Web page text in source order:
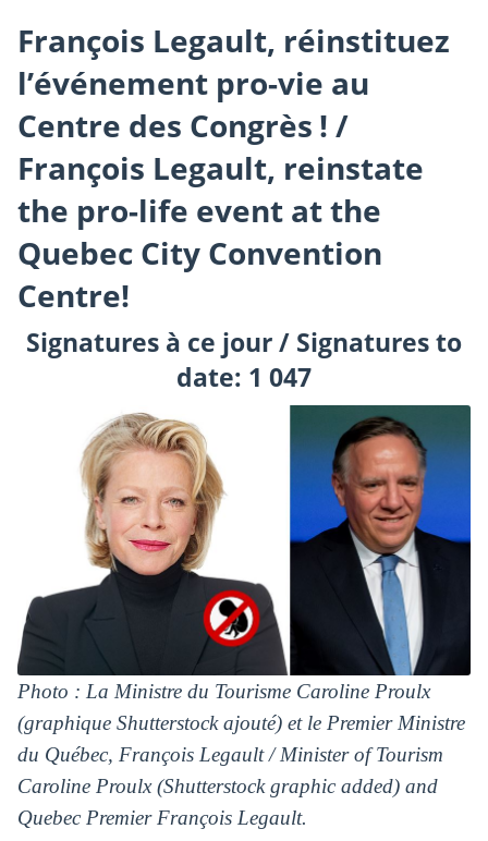
François Legault, réinstituez
l’événement pro-vie au
Centre des Congrès ! /
François Legault, reinstate
the pro-life event at the
Quebec City Convention
Centre!
Signatures à ce jour / Signatures to
date: 1 047
Photo : La Ministre du Tourisme Caroline Proulx
(graphique Shutterstock ajouté) et le Premier Ministre
du Québec, François Legault / Minister of Tourism
Caroline Proulx (Shutterstock graphic added) and
Quebec Premier François Legault.